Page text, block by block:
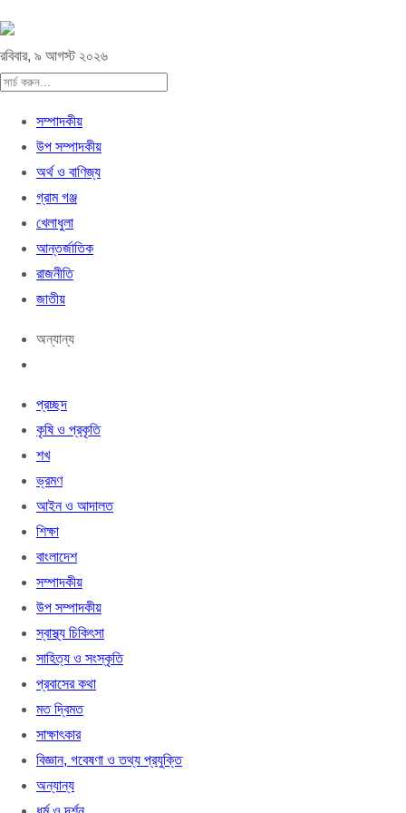
রবিবার, ৯ আগস্ট ২০২৬
সম্পাদকীয়
উপ সম্পাদকীয়
অর্থ ও বাণিজ্য
গ্রাম গঞ্জ
খেলাধুলা
আন্তর্জাতিক
রাজনীতি
জাতীয়
অন্যান্য
প্রচ্ছদ
কৃষি ও প্রকৃতি
শখ
ভ্রমণ
আইন ও আদালত
শিক্ষা
বাংলাদেশ
সম্পাদকীয়
উপ সম্পাদকীয়
স্বাস্থ্য চিকিৎসা
সাহিত্য ও সংস্কৃতি
প্রবাসের কথা
মত দ্বিমত
সাক্ষাৎকার
বিজ্ঞান, গবেষণা ও তথ্য প্রযুক্তি
অন্যান্য